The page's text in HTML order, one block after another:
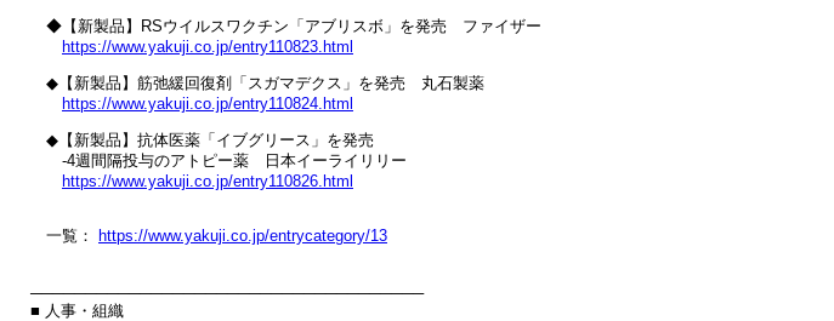
◆【新製品】RSウイルスワクチン「アブリスボ」を発売　ファイザー
https://www.yakuji.co.jp/entry110823.html
◆【新製品】筋弛緩回復剤「スガマデクス」を発売　丸石製薬
https://www.yakuji.co.jp/entry110824.html
◆【新製品】抗体医薬「イブグリース」を発売
‐4週間隔投与のアトピー薬　日本イーライリリー
https://www.yakuji.co.jp/entry110826.html
一覧： https://www.yakuji.co.jp/entrycategory/13
────────────────────────────────────
■ 人事・組織